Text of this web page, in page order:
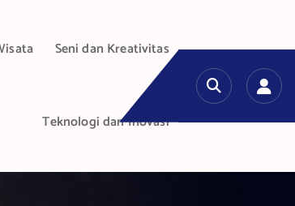
Seni dan Kreativitas
Teknologi dan Inovasi